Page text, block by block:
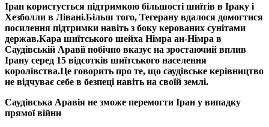
Іран користується підтримкою більшості шиїтів в Іраку і
Хезболли в Лівані.Більш того, Тегерану вдалося домогтися
посилення підтримки навіть з боку керованих сунітами
держав.Кара шиїтського шейха Німра ан-Німра в
Саудівській Аравії побічно вказує на зростаючий вплив
Ірану серед 15 відсотків шиїтського населення
королівства.Це говорить про те, що саудівське керівництво
не відчуває себе в безпеці навіть на своїй землі.
Саудівська Аравія не зможе перемогти Іран у випадку
прямої війни